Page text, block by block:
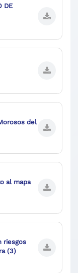
DE
del
al mapa
riesgos
(3)